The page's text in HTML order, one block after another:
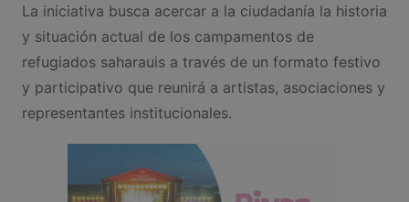
La iniciativa busca acercar a la ciudadanía la historia
y situación actual de los campamentos de
refugiados saharauis a través de un formato festivo
y participativo que reunirá a artistas, asociaciones y
representantes institucionales.